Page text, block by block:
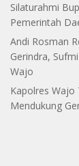
Silaturahmi
Pemerintah
Andi Rosman
Gerindra,
Wajo
Kapolres
Mendukung